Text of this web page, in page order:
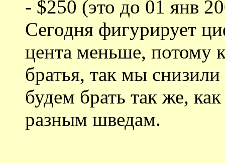
- $250 (это до 01 янв
Сегодня фигурирует
цента меньше, потому
братья, так мы
будем брать так же,
разным шведам.